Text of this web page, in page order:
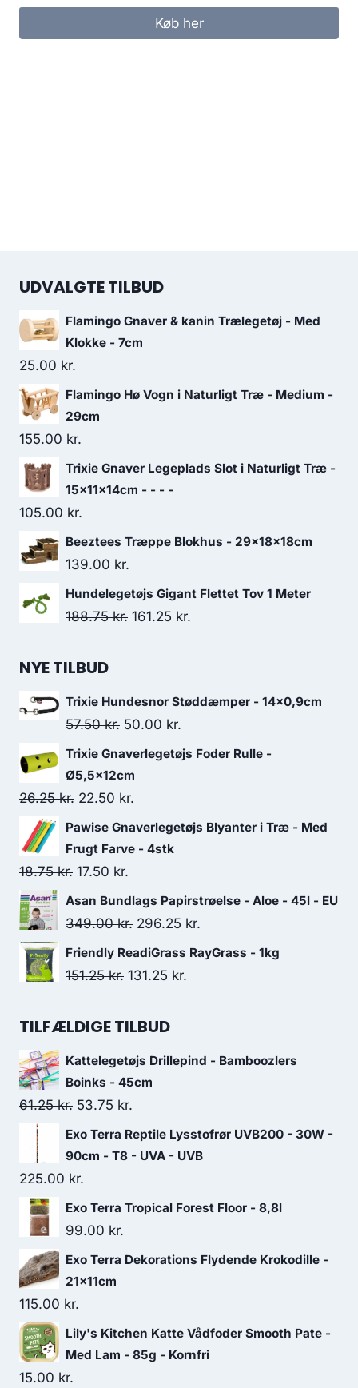
Køb her
UDVALGTE TILBUD
Flamingo Gnaver & kanin Trælegetøj - Med
Klokke - 7cm
25.00 kr.
Flamingo Hø Vogn i Naturligt Træ - Medium -
29cm
155.00 kr.
Trixie Gnaver Legeplads Slot i Naturligt Træ -
15x11x14cm - - - -
105.00 kr.
Beeztees Træppe Blokhus - 29x18x18cm
139.00 kr.
Hundelegetøjs Gigant Flettet Tov 1 Meter
188.75kr. Den
188.75 kr..
161.25 kr.
161.25 kr..
NYE TILBUD
Trixie Hundesnor Støddæmper - 14x0,9cm
57.50kr. Den
oprindelige
pris
var:
57.50 kr..
50.00 kr.
aktuelle
50.00 kr..
Trixie Gnaverlegetøjs Foder Rulle -
Ø5,5x12cm
26.25kr. Den
oprindelige
pris
var:
26.25 kr..
22.50 kr.
aktuelle
pris
22.50 kr..
Pawise Gnaverlegetøjs Blyanter i Træ - Med
Frugt Farve - 4stk
18.75kr. Den
oprindelige
pris
18.75 kr..
17.50 kr.
aktuelle
pris
17.50 kr..
Asan Bundlags Papirstrøelse - Aloe - 45l - EU
349.00kr. Den
oprindelige
pris
349.00 kr..
296.25 kr.
aktuelle
Friendly ReadiGrass RayGrass - 1kg
151.25kr. Den
pris
151.25 kr..
131.25 kr.
131.25 kr..
TILFÆLDIGE TILBUD
Kattelegetøjs Drillepind - Bamboozlers
Boinks - 45cm
61.25kr. Den
oprindelige
pris
var:
61.25 kr..
53.75 kr.
aktuelle
pris
53.75 kr..
Exo Terra Reptile Lysstofrør UVB200 - 30W -
90cm - T8 - UVA - UVB
225.00 kr.
Exo Terra Tropical Forest Floor - 8,8l
99.00 kr.
Exo Terra Dekorations Flydende Krokodille -
21x11cm
115.00 kr.
Lily's Kitchen Katte Vådfoder Smooth Pate -
Med Lam - 85g - Kornfri
15.00 kr.